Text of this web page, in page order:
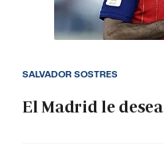
El Madrid le
SALVADOR SOSTRES